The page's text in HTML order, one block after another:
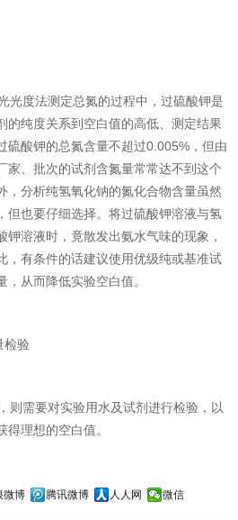
度法测定总氮的过程中，过硫酸钾是
的纯度关系到空白值的高低、测定结果
硫酸钾的总氮含量不超过0.005%，但由
家、批次的试剂含氮量常常达不到这个
，分析纯氢氧化钠的氮化合物含量虽然
但也要仔细选择。将过硫酸钾溶液与氢
溶液时，竟散发出氨水气味的现象，
，有条件的话建议使用优级纯或基准试
从而降低实验空白值。
检验
需要对实验用水及试剂进行检验，以
理想的空白值。
微博 腾讯微博 人人网 微信